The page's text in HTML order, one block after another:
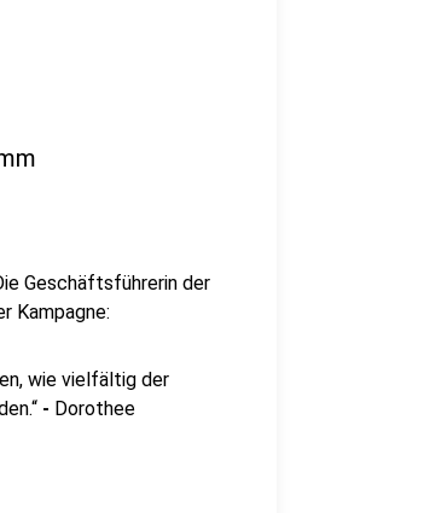
Geschäftsführerin der
Kampagne:
wie vielfältig der
- Dorothee